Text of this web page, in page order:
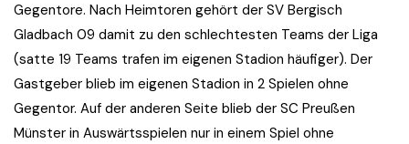
Gegentore. Nach Heimtoren gehört der SV Bergisch
Gladbach 09 damit zu den schlechtesten Teams der Liga
(satte 19 Teams trafen im eigenen Stadion häufiger). Der
Gastgeber blieb im eigenen Stadion in 2 Spielen ohne
Gegentor. Auf der anderen Seite blieb der SC Preußen
Münster in Auswärtsspielen nur in einem Spiel ohne